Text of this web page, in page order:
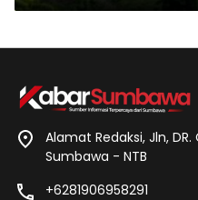
Alamat Redaksi, Jln,
Sumbawa - NTB
+6281906958291